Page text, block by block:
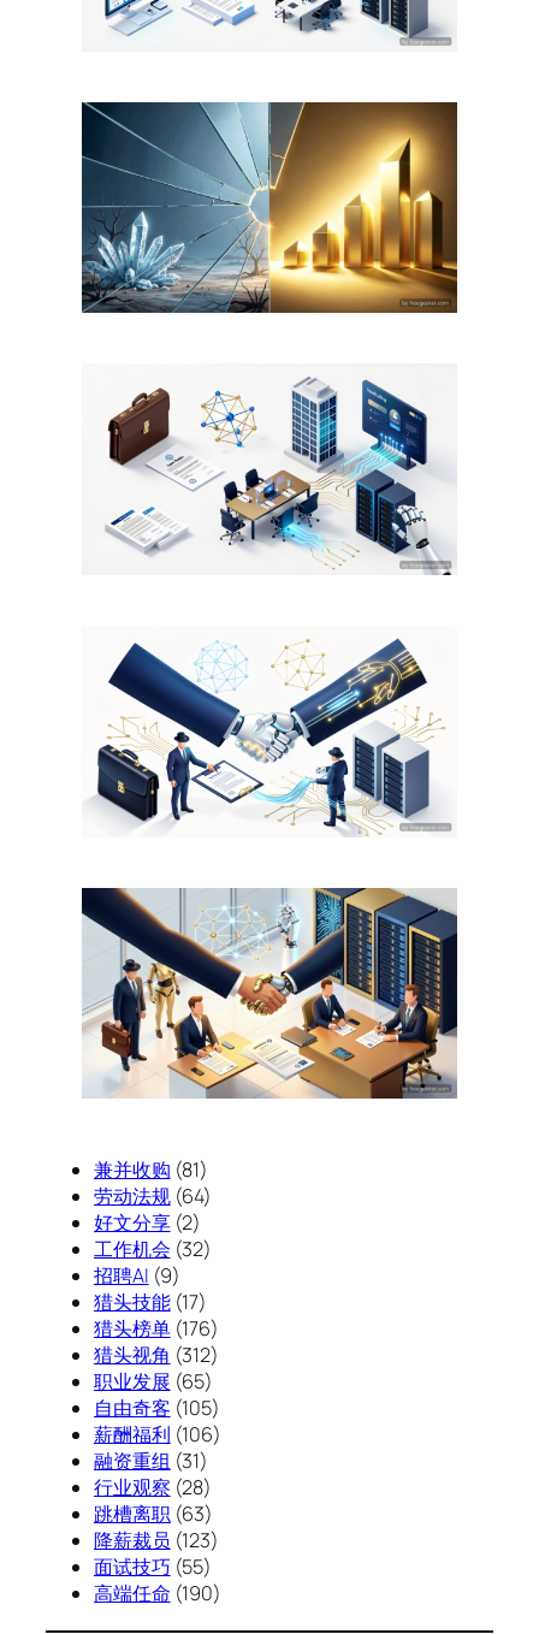
兼并收购 (81)
劳动法规(64)
好文分享(2)
工作机会 (32)
招聘AI (9)
猎头技能(17)
猎头榜单(176)
猎头视角 (312)
职业发展 (65)
自由奇客 (105)
薪酬福利 (106)
融资重组 (31)
行业观察 (28)
跳槽离职(63)
降薪裁员 (123)
面试技巧 (55)
高端任命 (190)